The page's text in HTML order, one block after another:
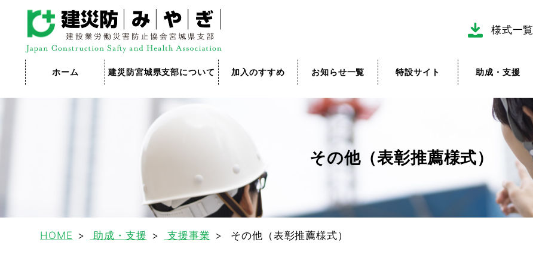
様式一覧
ホーム 建災防宮城県支部について 加入のすすめ お知らせ一覧 特設サイト 助成・支援
その他（表彰推薦様式）
HOME 助成・支援 支援事業 その他（表彰推薦様式）